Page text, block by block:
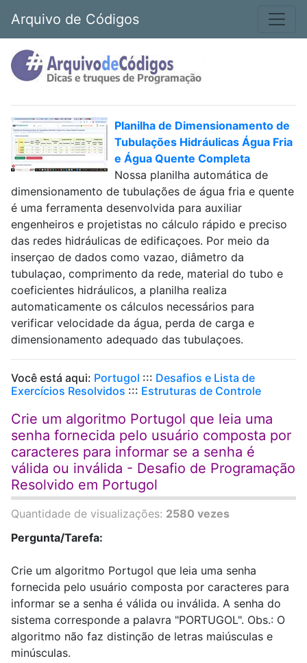
Arquivo de Códigos
Planilha de Dimensionamento de
Tubulações Hidráulicas Água Fria
e Água Quente Completa
Nossa planilha automática de
dimensionamento de tubulações de água fria e quente
é uma ferramenta desenvolvida para auxiliar
engenheiros e projetistas no cálculo rápido e preciso
das redes hidráulicas de edificaçoes. Por meio da
inserçao de dados como vazao, diâmetro da
tubulaçao, comprimento da rede, material do tubo e
coeficientes hidráulicos, a planilha realiza
automaticamente os cálculos necessários para
verificar velocidade da água, perda de carga e
dimensionamento adequado das tubulaçoes.
Você está aqui: Portugol ::: Desafios e Lista de
Exercícios Resolvidos ::: Estruturas de Controle
Crie um algoritmo Portugol que leia uma
senha fornecida pelo usuário composta por
caracteres para informar se a senha é
válida ou inválida - Desafio de Programação
Resolvido em Portugol
Quantidade de visualizações: 2580 vezes
Pergunta/Tarefa:
Crie um algoritmo Portugol que leia uma senha
fornecida pelo usuário composta por caracteres para
informar se a senha é válida ou inválida. A senha do
sistema corresponde a palavra "PORTUGOL". Obs.: O
algoritmo não faz distinção de letras maiúsculas e
minúsculas.